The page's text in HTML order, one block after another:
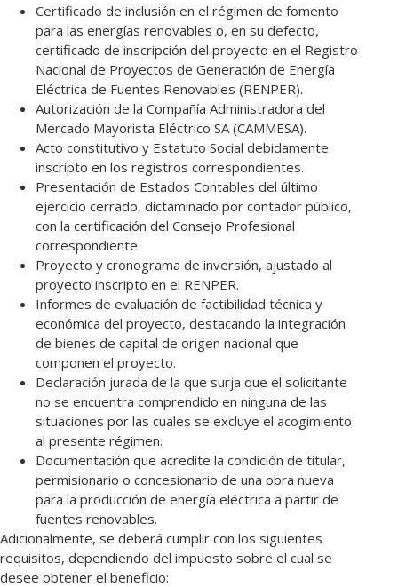
Certificado de inclusión en el régimen de fomento
para las energías renovables o, en su defecto,
certificado de inscripción del proyecto en el Registro
Nacional de Proyectos de Generación de Energía
Eléctrica de Fuentes Renovables (RENPER).
Autorización de la Compañía Administradora del
Mercado Mayorista Eléctrico SA (CAMMESA).
Acto constitutivo y Estatuto Social debidamente
inscripto en los registros correspondientes.
Presentación de Estados Contables del último
ejercicio cerrado, dictaminado por contador público,
con la certificación del Consejo Profesional
correspondiente.
Proyecto y cronograma de inversión, ajustado al
proyecto inscripto en el RENPER.
Informes de evaluación de factibilidad técnica y
económica del proyecto, destacando la integración
de bienes de capital de origen nacional que
componen el proyecto.
Declaración jurada de la que surja que el solicitante
no se encuentra comprendido en ninguna de las
situaciones por las cuales se excluye el acogimiento
al presente régimen.
Documentación que acredite la condición de titular,
permisionario o concesionario de una obra nueva
para la producción de energía eléctrica a partir de
fuentes renovables.
Adicionalmente, se deberá cumplir con los siguientes
requisitos, dependiendo del impuesto sobre el cual se
desee obtener el beneficio: